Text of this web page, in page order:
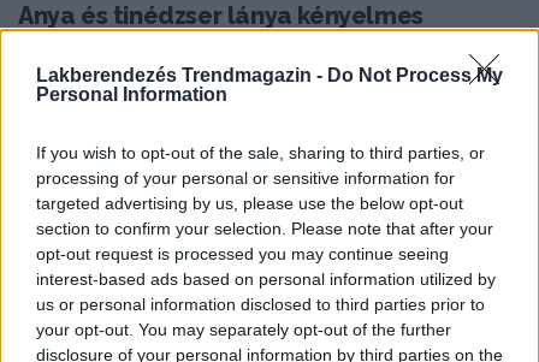
Lakberendezés Trendmagazin - Do Not Process My
Personal Information
If you wish to opt-out of the sale, sharing to third parties, or
processing of your personal or sensitive information for
targeted advertising by us, please use the below opt-out
section to confirm your selection. Please note that after your
opt-out request is processed you may continue seeing
interest-based ads based on personal information utilized by
us or personal information disclosed to third parties prior to
your opt-out. You may separately opt-out of the further
disclosure of your personal information by third parties on the
Anya és tinédzser lánya kényelmes
Egy fiatal nő és tinédzser lánya számára rendezte be a
TOVÁBBIAK BETÖLTÉSE
Praktikus lakberendezési ötletek